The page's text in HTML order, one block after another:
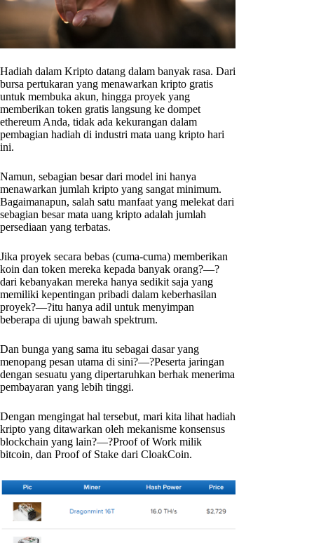
Hadiah dalam Kripto datang dalam banyak rasa. Dari
bursa pertukaran yang menawarkan kripto gratis
untuk membuka akun, hingga proyek yang
memberikan token gratis langsung ke dompet
ethereum Anda, tidak ada kekurangan dalam
pembagian hadiah di industri mata uang kripto hari
ini.
Namun, sebagian besar dari model ini hanya
menawarkan jumlah kripto yang sangat minimum.
Bagaimanapun, salah satu manfaat yang melekat dari
sebagian besar mata uang kripto adalah jumlah
persediaan yang terbatas.
Jika proyek secara bebas (cuma-cuma) memberikan
koin dan token mereka kepada banyak orang?—?
dari kebanyakan mereka hanya sedikit saja yang
memiliki kepentingan pribadi dalam keberhasilan
proyek?—?itu hanya adil untuk menyimpan
beberapa di ujung bawah spektrum.
Dan bunga yang sama itu sebagai dasar yang
menopang pesan utama di sini?—?Peserta jaringan
dengan sesuatu yang dipertaruhkan berhak menerima
pembayaran yang lebih tinggi.
Dengan mengingat hal tersebut, mari kita lihat hadiah
kripto yang ditawarkan oleh mekanisme konsensus
blockchain yang lain?—?Proof of Work milik
bitcoin, dan Proof of Stake dari CloakCoin.